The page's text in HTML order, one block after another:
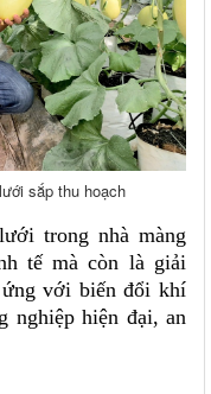
sắp thu hoạch
trong nhà màng
tế mà còn là giải
ứng với biến đổi khí
nghiệp hiện đại, an